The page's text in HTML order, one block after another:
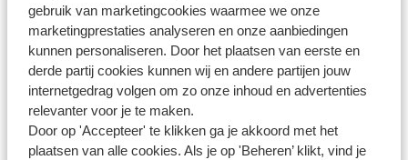
gebruik van marketingcookies waarmee we onze
marketingprestaties analyseren en onze aanbiedingen
kunnen personaliseren. Door het plaatsen van eerste en
derde partij cookies kunnen wij en andere partijen jouw
internetgedrag volgen om zo onze inhoud en advertenties
relevanter voor je te maken.
Door op 'Accepteer' te klikken ga je akkoord met het
plaatsen van alle cookies. Als je op 'Beheren’ klikt, vind je
zodat de reissom hetzelfde blijft.
Als je een medereiziger annuleert en de hele reis al is
betaald, krijgt de hoofdboeker het te veel betaalde
bedrag terug. De hoofdboeker kan dit bedrag zelf
overmaken naar de persoon die heeft geannuleerd.
Sunweb is niet verantwoordelijk voor het onderling
verrekenen van kosten tussen de reizigers.